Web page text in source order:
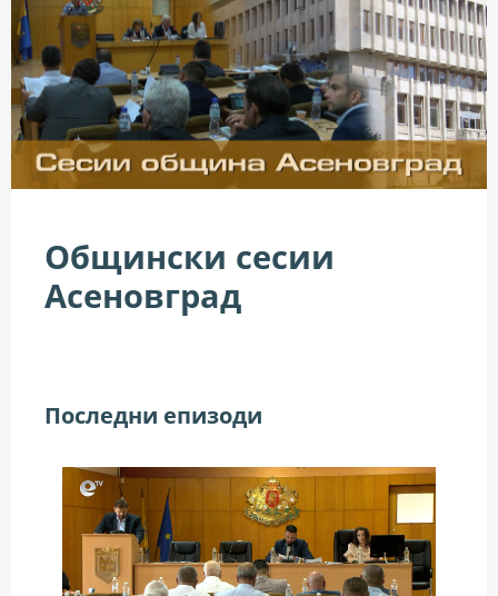
Общински сесии
Асеновград
Последни епизоди